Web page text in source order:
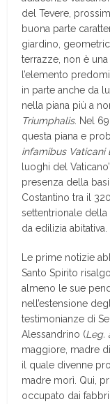
del Tevere,
buona parte
giardino,
terrazze, non è
l’elemento
in parte anche da
nella piana più a
Triumphalis. Nel
questa piana e
infamibus Vaticani
luoghi del
presenza della
Costantino tra il
settentrionale
da edilizia abitativa.
Le prime notizie
Santo Spirito
almeno le sue
nell’estensione
testimonianze di
Alessandrino (Leg.
maggiore, madre
il quale divenne
madre morì. Qui,
occupato dai